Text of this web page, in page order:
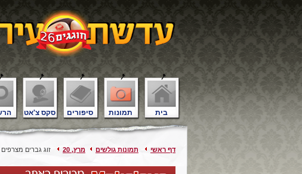
בית תמונות סיפורים סקס צ'אט
דף ראשי תמונות גולשים מרץ, 20 זוג גברים